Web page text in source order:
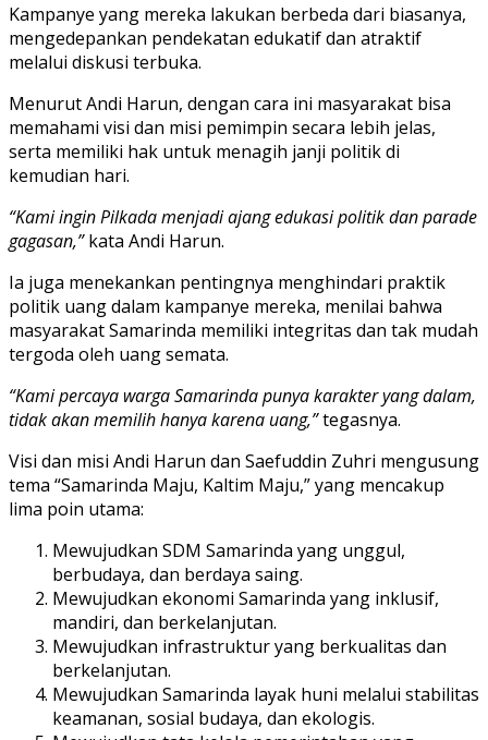
Kampanye yang mereka lakukan berbeda dari biasanya,
mengedepankan pendekatan edukatif dan atraktif
melalui diskusi terbuka.
Menurut Andi Harun, dengan cara ini masyarakat bisa
memahami visi dan misi pemimpin secara lebih jelas,
serta memiliki hak untuk menagih janji politik di
kemudian hari.
“Kami ingin Pilkada menjadi ajang edukasi politik dan parade
gagasan,”kata Andi Harun.
Ia juga menekankan pentingnya menghindari praktik
politik uang dalam kampanye mereka, menilai bahwa
masyarakat Samarinda memiliki integritas dan tak mudah
tergoda oleh uang semata.
“Kami percaya warga Samarinda punya karakter yang dalam,
tidak akan memilih hanya karena uang,”tegasnya.
Visi dan misi Andi Harun dan Saefuddin Zuhri mengusung
tema “Samarinda Maju, Kaltim Maju,” yang mencakup
lima poin utama:
Mewujudkan SDM Samarinda yang unggul,
berbudaya, dan berdaya saing.
Mewujudkan ekonomi Samarinda yang inklusif,
mandiri, dan berkelanjutan.
Mewujudkan infrastruktur yang berkualitas dan
berkelanjutan.
Mewujudkan Samarinda layak huni melalui stabilitas
keamanan, sosial budaya, dan ekologis.